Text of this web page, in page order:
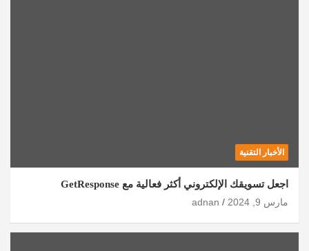
الأخبار التقنية
اجعل تسويقك الإلكتروني أكثر فعالية مع GetResponse
مارس 9, 2024
adnan